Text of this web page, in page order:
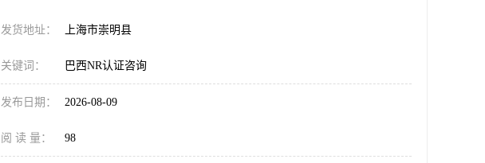
发货地址： 上海市崇明县
关键词： 巴西NR认证咨询
发布日期： 2026-08-09
阅 读 量： 98